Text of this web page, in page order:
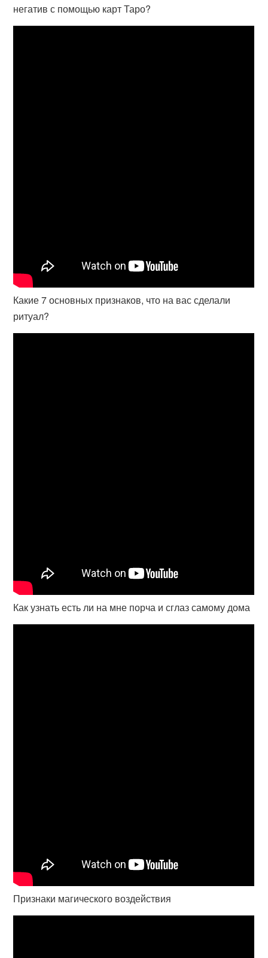
негатив с помощью карт Таро?
Какие 7 основных признаков, что на вас сделали
ритуал?
Как узнать есть ли на мне порча и сглаз самому дома
Признаки магического воздействия